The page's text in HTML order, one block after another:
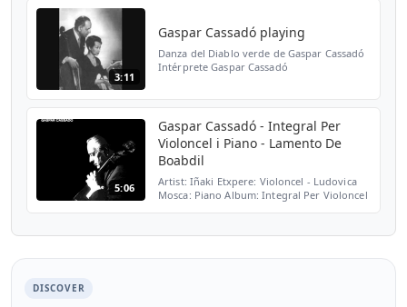
3:11
Gaspar Cassadó playing
Danza del Diablo verde de Gaspar Cassadó
Intérprete Gaspar Cassadó
5:06
Gaspar Cassadó - Integral Per
Violoncel i Piano - Lamento De
Boabdil
Artist: Iñaki Etxpere: Violoncel - Ludovica
Mosca: Piano Album: Integral Per Violoncel
Gaspar Cassadó nació...
DISCOVER